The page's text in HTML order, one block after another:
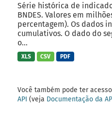
Série histórica de
BNDES. Valores em
percentagem). Os dados
cumulativos. O dado do
o...
XLS CSV PDF
Você também pode ter
API (veja Documentação da